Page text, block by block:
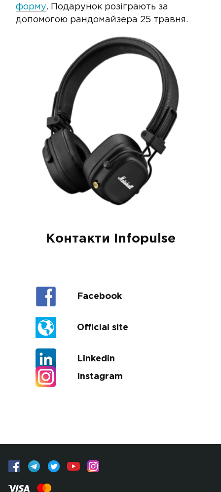
форму. Подарунок розіграють за
допомогою рандомайзера 25 травня.
Контакти Infopulse
Facebook
Official site
Linkedin
Instagram